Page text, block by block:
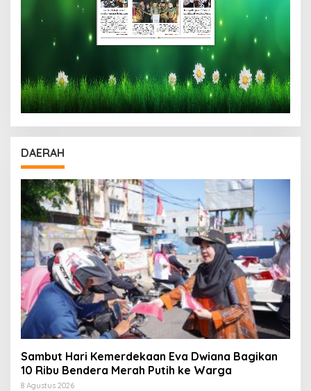
DAERAH
Sambut Hari Kemerdekaan Eva Dwiana Bagikan
10 Ribu Bendera Merah Putih ke Warga
8 Agustus 2026